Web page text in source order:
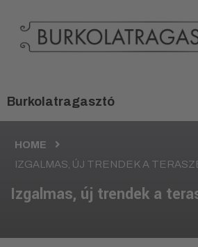
HOME
IZGALMAS, ÚJ TRENDEK A
Izgalmas, új trendek a